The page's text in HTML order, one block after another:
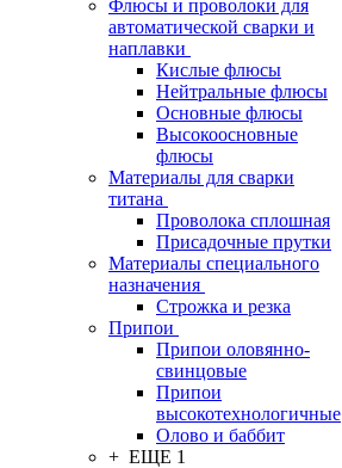
Флюсы и проволоки для
автоматической сварки и
наплавки
Кислые флюсы
Нейтральные флюсы
Основные флюсы
Высокоосновные
флюсы
Материалы для сварки
титана
Проволока сплошная
Присадочные прутки
Материалы специального
назначения
Строжка и резка
Припои
Припои оловянно-
свинцовые
Припои
высокотехнологичные
Олово и баббит
+ ЕЩЕ 1